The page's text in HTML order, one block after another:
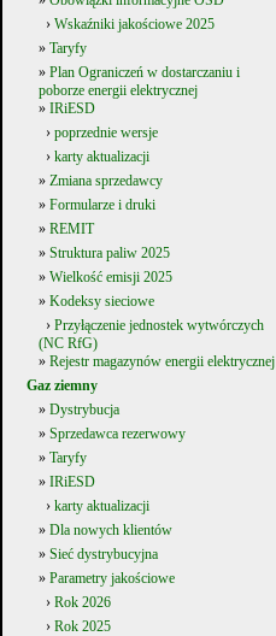
› Wskaźniki jakościowe 2025
» Taryfy
» Plan Ograniczeń w dostarczaniu i
poborze energii elektrycznej
» IRiESD
› poprzednie wersje
› karty aktualizacji
» Zmiana sprzedawcy
» Formularze i druki
» REMIT
» Struktura paliw 2025
» Wielkość emisji 2025
» Kodeksy sieciowe
› Przyłączenie jednostek wytwórczych
(NC RfG)
» Rejestr magazynów energii elektrycznej
Gaz ziemny
» Dystrybucja
» Sprzedawca rezerwowy
» Taryfy
» IRiESD
› karty aktualizacji
» Dla nowych klientów
» Sieć dystrybucyjna
» Parametry jakościowe
› Rok 2026
› Rok 2025